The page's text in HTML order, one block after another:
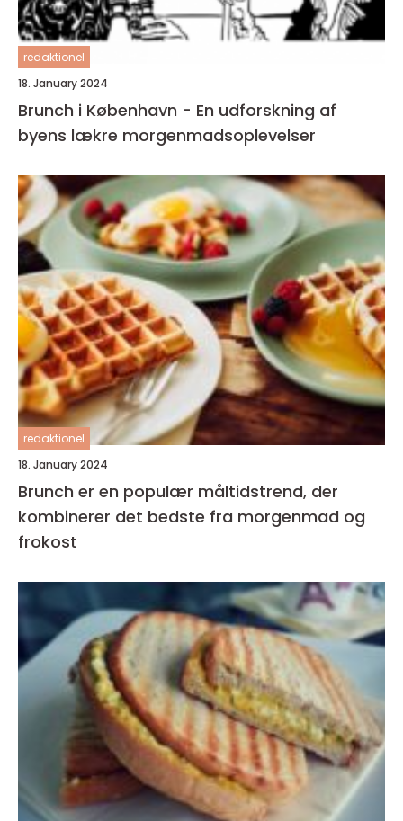
redaktionel
18. January 2024
Brunch i København - En udforskning af
byens lækre morgenmadsoplevelser
redaktionel
18. January 2024
Brunch er en populær måltidstrend, der
kombinerer det bedste fra morgenmad og
frokost